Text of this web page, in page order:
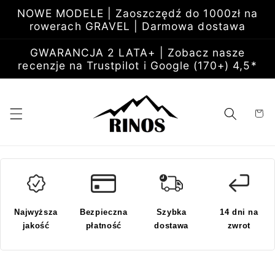
do
treści
NOWE MODELE | Zaoszczędź do 1000zł na
rowerach GRAVEL | Darmowa dostawa
GWARANCJA 2 LATA+ | Zobacz nasze
recenzje na Trustpilot i Google (170+) 4,5*
Koszyk
Najwyższa
jakość
Bezpieczna
płatność
Szybka
dostawa
14 dni na
zwrot